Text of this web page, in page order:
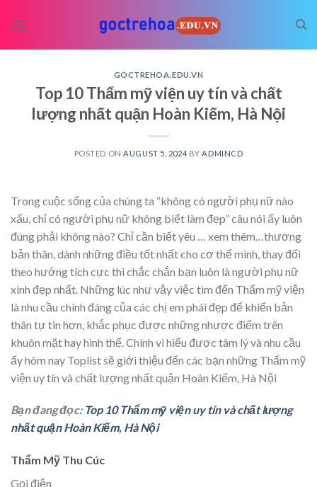
GOCTREHOA.EDU.VN
Top 10 Thẩm mỹ viện uy tín và chất
lượng nhất quận Hoàn Kiếm, Hà Nội
POSTED ON AUGUST 5, 2024 BY ADMINCD
Trong cuộc sống của chúng ta “không có người phụ nữ nào
xấu, chỉ có người phụ nữ không biết làm đẹp” câu nói ấy luôn
đúng phải không nào? Chỉ cần biết yêu
… xem thêm… thương
bản thân, dành những điều tốt nhất cho cơ thể mình, thay đổi
theo hướng tích cực thì chắc chắn bạn luôn là người phụ nữ
xinh đẹp nhất. Những lúc như vậy việc tìm đến Thẩm mỹ viện
là nhu cầu chính đáng của các chị em phái đẹp để khiến bản
thân tự tin hơn, khắc phục được những nhược điểm trên
khuôn mặt hay hình thể. Chính vì hiểu được tâm lý và nhu cầu
ấy hôm nay Toplist sẽ giới thiệu đến các bạn những Thẩm mỹ
viện uy tín và chất lượng nhất quận Hoàn Kiếm, Hà Nội
Bạn đang đọc: Top 10 Thẩm mỹ viện uy tín và chất lượng
nhất quận Hoàn Kiếm, Hà Nội
Thẩm Mỹ Thu Cúc
Gọi điện